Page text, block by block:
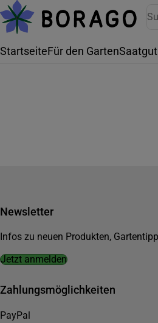
StartseiteFür den GartenSaatgut
Newsletter
Infos zu neuen Produkten,
Jetzt anmelden
Zahlungsmöglichkeiten
PayPal